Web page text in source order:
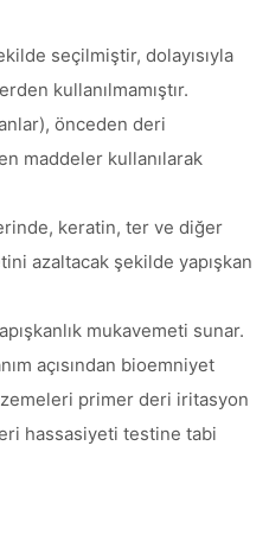
seçilmiştir, dolayısıyla
kullanılmamıştır.
önceden deri
maddeler kullanılarak
keratin, ter ve diğer
azaltacak şekilde yapışkan
mukavemeti sunar.
açısından bioemniyet
primer deri iritasyon
hassasiyeti testine tabi